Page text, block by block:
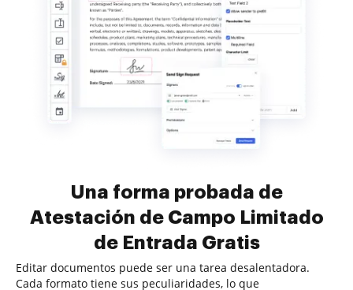
Una forma probada de
Atestación de Campo Limitado
de Entrada Gratis
Editar documentos puede ser una tarea desalentadora.
Cada formato tiene sus peculiaridades, lo que